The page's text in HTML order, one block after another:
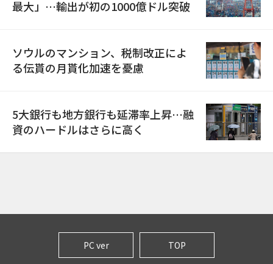
最大」…輸出が初の1000億ドル突破
ソウルのマンション、税制改正によ
る伝貰の月貰化加速を憂慮
5大銀行も地方銀行も延滞率上昇…融
資のハードルはさらに高く
PC ver TOP